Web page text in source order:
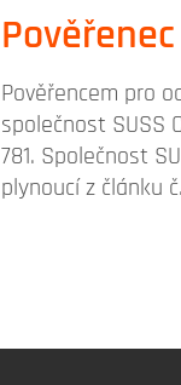
Pověřencem pro
společnost SUSS
781. Společnost
plynoucí z článku